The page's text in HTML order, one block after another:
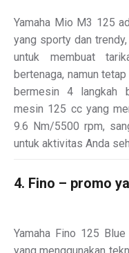
Yamaha Mio M3 125
yang sporty dan
untuk membuat
bertenaga, namun
bermesin 4 langkah
mesin 125 cc yang
9.6 Nm/5500 rpm,
untuk aktivitas Anda
4. Fino – promo
Yamaha Fino 125